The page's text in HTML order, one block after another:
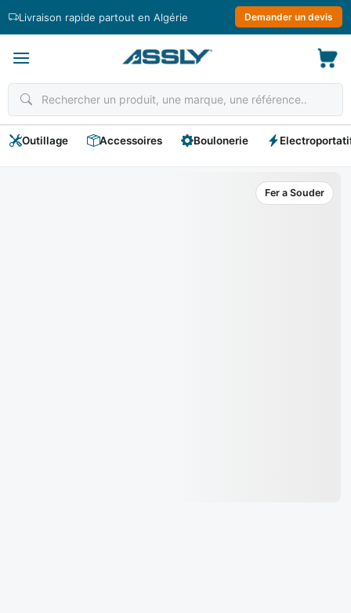
Livraison rapide partout en Algérie Demander un devis
Outillage Accessoires Boulonerie
Fer a Souder